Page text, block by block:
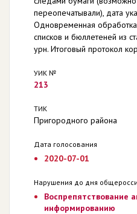
переопечатывали), дата
Одновременная
списков и бюллетеней из
урн. Итоговый протокол
УИК №
213
ТИК
Пригородного района
Дата голосования
2020-07-01
Нарушения до дня
Воспрепятствование
информированию